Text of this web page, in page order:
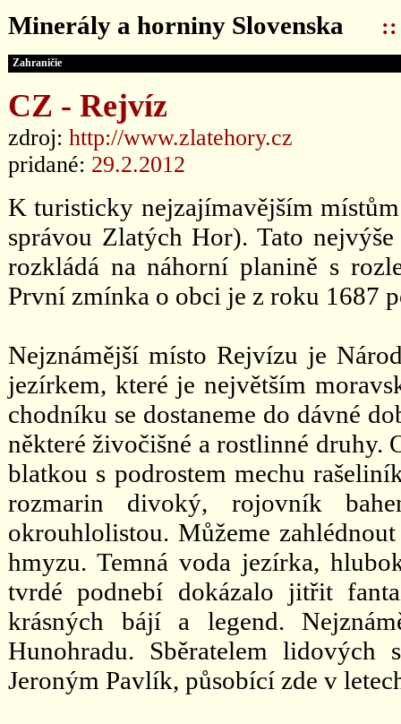
Minerály a horniny Slovenska ::
Zahraničie
CZ - Rejvíz
zdroj: http://www.zlatehory.cz
pridané: 29.2.2012
K turisticky nejzajímavějším
správou Zlatých Hor). Tato
rozkládá na náhorní planině s
První zmínka o obci je z roku 1687
Nejznámější místo Rejvízu je
jezírkem, které je největším
chodníku se dostaneme do dávné
některé živočišné a rostlinné
blatkou s podrostem mechu
rozmarin divoký, rojovník
okrouhlolistou. Můžeme
hmyzu. Temná voda jezírka,
tvrdé podnebí dokázalo jitřit
krásných bájí a legend.
Hunohradu. Sběratelem
Jeroným Pavlík, působící zde v